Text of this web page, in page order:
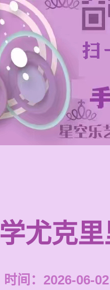
学尤克
时间：2026-06-